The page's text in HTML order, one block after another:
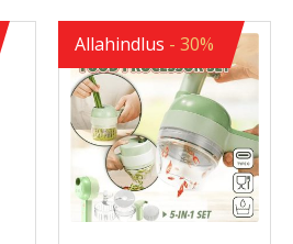
Allahindlus - 30%